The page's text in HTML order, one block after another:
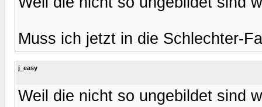
Muss ich jetzt in die Schlechter-
j_easy
Weil die nicht so ungebildet sind